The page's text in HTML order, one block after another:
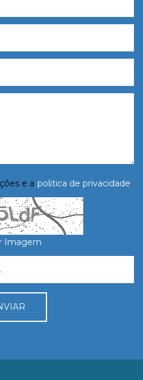
e a politica de privacidade.
Imagem